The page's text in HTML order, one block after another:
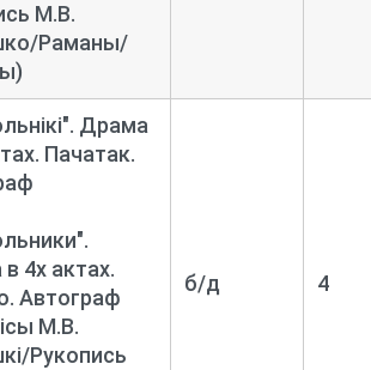
М.В.
Раманы/
Драма
Пачатак.
4х актах.
Автограф
М.В.
Рукопись
б/д 4